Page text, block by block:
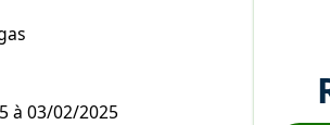
à 03/02/2025